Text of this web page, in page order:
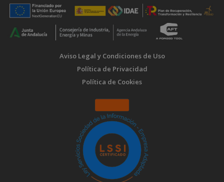
Aviso Legal y Condiciones de Uso
Política de Privacidad
Política de Cookies